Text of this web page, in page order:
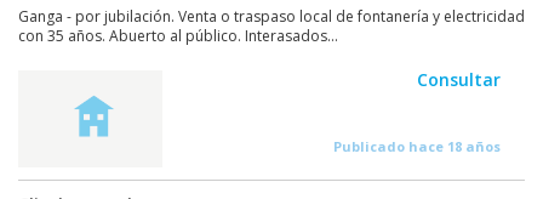
Ganga - por jubilación. Venta o traspaso local de fontanería y electricidad
con 35 años. Abuerto al público. Interasados...
Consultar
Publicado hace 18 años